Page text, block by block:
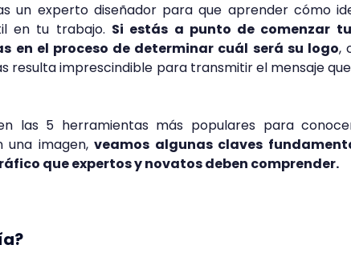
un experto diseñador para que aprender cómo
en tu trabajo. Si estás a punto de comenzar
en el proceso de determinar cuál será su logo,
resulta imprescindible para transmitir el mensaje
las 5 herramientas más populares para
una imagen, veamos algunas claves
que expertos y novatos deben comprender.